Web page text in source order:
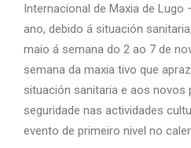
Internacional de Maxia de Lugo
ano, debido á situación
maio á semana do 2 ao 7 de
semana da maxia tivo que
situación sanitaria e aos
seguridade nas actividades
evento de primeiro nivel no